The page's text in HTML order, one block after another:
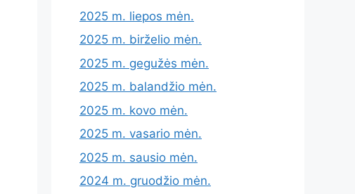
2025 m. liepos mėn.
2025 m. birželio mėn.
2025 m. gegužės mėn.
2025 m. balandžio mėn.
2025 m. kovo mėn.
2025 m. vasario mėn.
2025 m. sausio mėn.
2024 m. gruodžio mėn.